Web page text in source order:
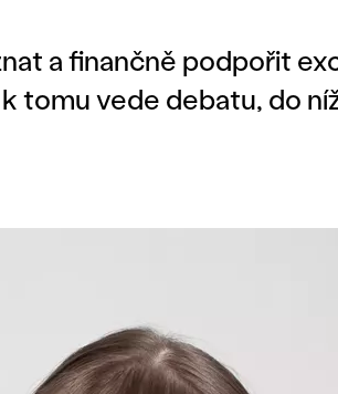
a finančně podpořit
tomu vede debatu, do